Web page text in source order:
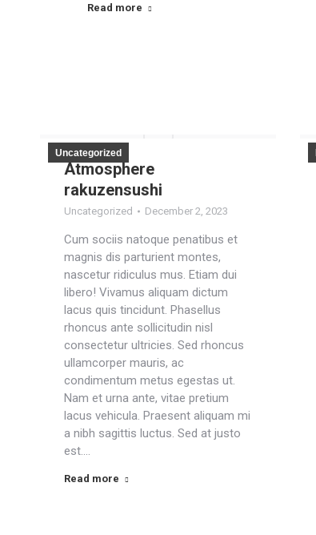
Read more
Uncategorized
Atmosphere
rakuzensushi
Uncategorized December 2, 2023
Cum sociis natoque penatibus et
magnis dis parturient montes,
nascetur ridiculus mus. Etiam dui
libero! Vivamus aliquam dictum
lacus quis tincidunt. Phasellus
rhoncus ante sollicitudin nisl
consectetur ultricies. Sed rhoncus
ullamcorper mauris, ac
condimentum metus egestas ut.
Nam et urna ante, vitae pretium
lacus vehicula. Praesent aliquam mi
a nibh sagittis luctus. Sed at justo
est.…
Read more